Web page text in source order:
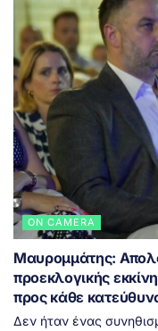
ON CAMERA
Μαυρομμάτης:
προεκλογικής
προς κάθε
Δεν ήταν ένας